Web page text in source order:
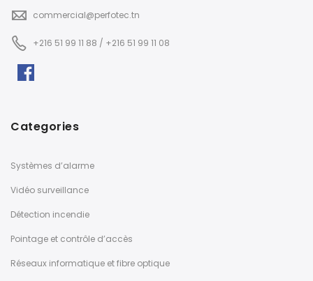
commercial@perfotec.tn
+216 51 99 11 88 / +216 51 99 11 08
Categories
Systèmes d’alarme
Vidéo surveillance
Détection incendie
Pointage et contrôle d’accès
Réseaux informatique et fibre optique